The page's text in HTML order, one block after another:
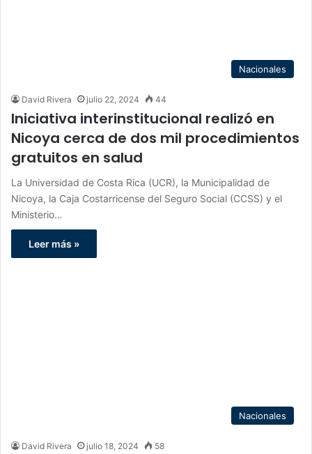
Nacionales
David Rivera julio 22, 2024 44
Iniciativa interinstitucional realizó en
Nicoya cerca de dos mil procedimientos
gratuitos en salud
La Universidad de Costa Rica (UCR), la Municipalidad de
Nicoya, la Caja Costarricense del Seguro Social (CCSS) y el
Ministerio…
Leer más »
Nacionales
David Rivera julio 18, 2024 58